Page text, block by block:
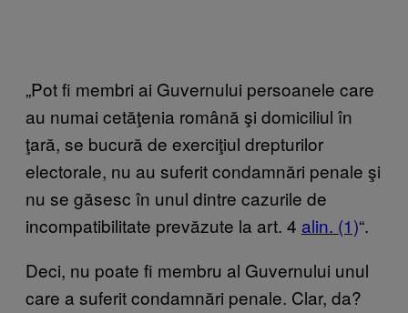
„Pot fi membri ai Guvernului persoanele care
au numai cetăţenia română şi domiciliul în
ţară, se bucură de exerciţiul drepturilor
electorale, nu au suferit condamnări penale şi
nu se găsesc în unul dintre cazurile de
incompatibilitate prevăzute la art. 4 alin. (1)“.
Deci, nu poate fi membru al Guvernului unul
care a suferit condamnări penale. Clar, da?